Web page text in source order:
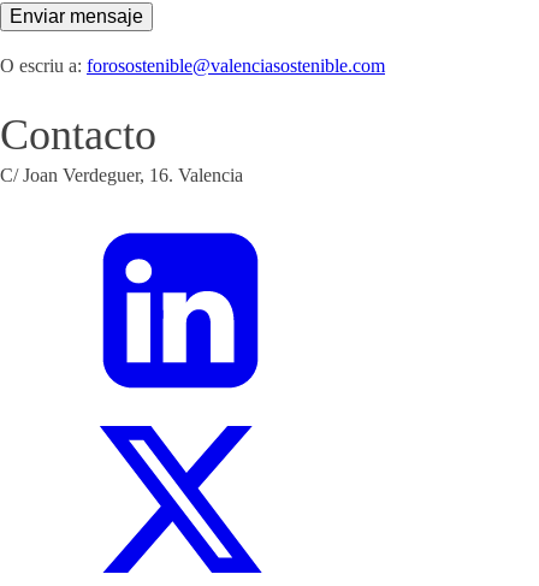
O escriu a: forosostenible@valenciasostenible.com
Contacto
C/ Joan Verdeguer, 16. Valencia